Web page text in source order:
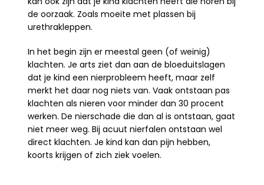
de oorzaak. Zoals moeite met plassen bij
urethrakleppen.
In het begin zijn er meestal geen (of weinig)
klachten. Je arts ziet dan aan de bloeduitslagen
dat je kind een nierprobleem heeft, maar zelf
merkt het daar nog niets van. Vaak ontstaan pas
klachten als nieren voor minder dan 30 procent
werken. De nierschade die dan al is ontstaan, gaat
niet meer weg. Bij acuut nierfalen ontstaan wel
direct klachten. Je kind kan dan pijn hebben,
koorts krijgen of zich ziek voelen.